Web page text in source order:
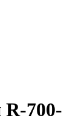
700-